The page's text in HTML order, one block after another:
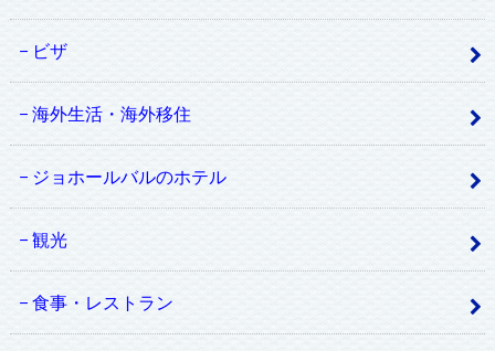
ビザ
海外生活・海外移住
ジョホールバルのホテル
観光
食事・レストラン